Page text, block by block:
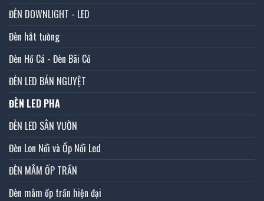
ĐÈN DOWNLIGHT - LED
Đèn hắt tường
Đèn Hồ Cá - Đèn Bãi Cỏ
ĐÈN LED BÁN NGUYỆT
ĐÈN LED PHA
ĐÈN LED SÂN VƯỜN
Đèn Lon Nổi và Ốp Nổi Led
ĐÈN MÂM ỐP TRẦN
Đèn mâm ốp trần hiện đại